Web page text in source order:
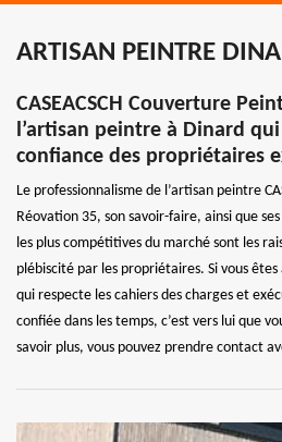
ARTISAN PEINTRE
CASEACSCH Couverture
l’artisan peintre à Dinard
confiance des propriétaires
Le professionnalisme de l’artisan peintre
Réovation 35, son savoir-faire, ainsi que
les plus compétitives du marché sont les
plébiscité par les propriétaires. Si vous
qui respecte les cahiers des charges et
confiée dans les temps, c’est vers lui que
savoir plus, vous pouvez prendre contact